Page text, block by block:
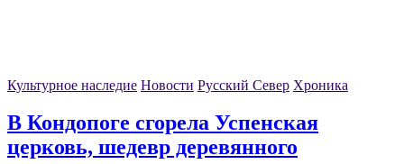
Культурное наследие Новости Русский Север Хроника
В Кондопоге сгорела Успенская
церковь, шедевр деревянного